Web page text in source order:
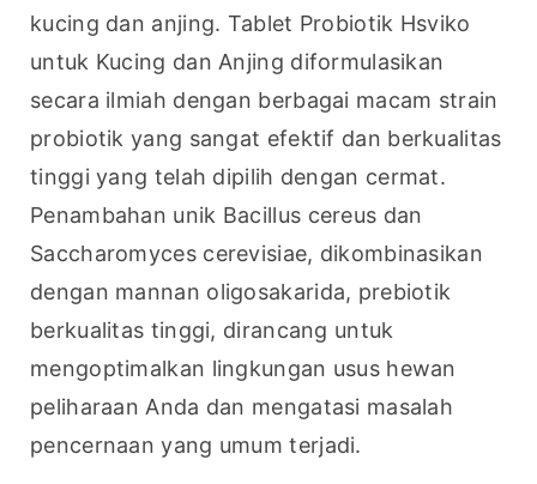
kucing dan anjing. Tablet Probiotik Hsviko
untuk Kucing dan Anjing diformulasikan
secara ilmiah dengan berbagai macam strain
probiotik yang sangat efektif dan berkualitas
tinggi yang telah dipilih dengan cermat.
Penambahan unik Bacillus cereus dan
Saccharomyces cerevisiae, dikombinasikan
dengan mannan oligosakarida, prebiotik
berkualitas tinggi, dirancang untuk
mengoptimalkan lingkungan usus hewan
peliharaan Anda dan mengatasi masalah
pencernaan yang umum terjadi.